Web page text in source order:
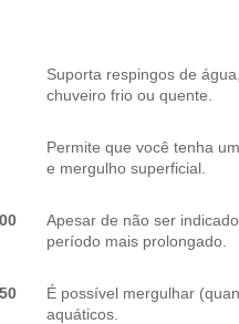
Suporta respingos de
chuveiro frio ou quente.
Permite que você tenha
e mergulho superficial.
Apesar de não ser
período mais prolongado.
É possível mergulhar
aquáticos.